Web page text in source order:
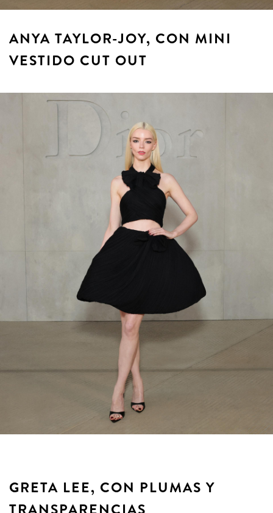
ANYA TAYLOR-JOY, CON MINI
VESTIDO CUT OUT
GRETA LEE, CON PLUMAS Y